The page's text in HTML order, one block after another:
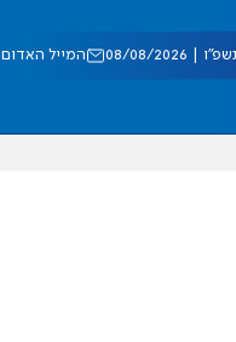
08/2026 המייל האדום